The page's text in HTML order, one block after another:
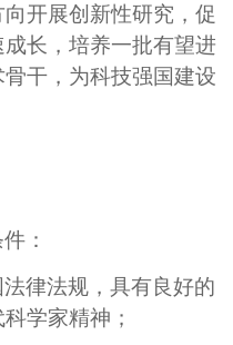
开展创新性研究，促
长，培养一批有望进
干，为科技强国建设
：
律法规，具有良好的
学家精神；